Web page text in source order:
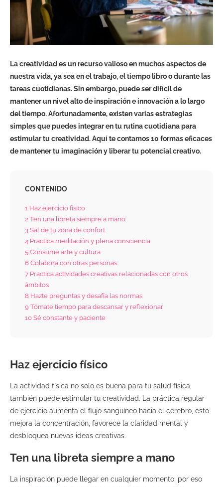
La creatividad es un recurso valioso en muchos aspectos de
nuestra vida, ya sea en el trabajo, el tiempo libro o durante las
tareas cuotidianas. Sin embargo, puede ser difícil de
mantener un nivel alto de inspiración e innovación a lo largo
del tiempo. Afortunadamente, existen varias estrategias
simples que puedes integrar en tu rutina cuotidiana para
estimular tu creatividad. Aquí te contamos 10 formas eficaces
de mantener tu imaginación y liberar tu potencial creativo.
CONTENIDO
1 Haz ejercicio físico
2 Ten una libreta siempre a mano
3 Sal de tu zona de confort
4 Practica meditación y plena consciencia
5Consume arte y cultura
6Colabora con otras personas
7 Practica actividades creativas relacionadas con otros
ámbitos
8 Hazte preguntas y desafía las normas
9 Tómate tiempo para descansar y reflexionar
10Sé constante y paciente
Haz ejercicio físico
La actividad física no solo es buena para tu salud física,
también puede estimular tu creatividad. La práctica regular
de ejercicio aumenta el flujo sanguíneo hacia el cerebro, esto
mejora la concentración, favorece la claridad mental y
desbloquea nuevas ideas creativas.
Ten una libreta siempre a mano
La inspiración puede llegar en cualquier momento, por eso